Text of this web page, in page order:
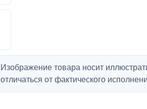
Изображение товара носит
отличаться от фактического